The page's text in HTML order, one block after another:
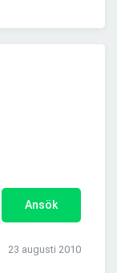
Ansök
23 augusti 2010